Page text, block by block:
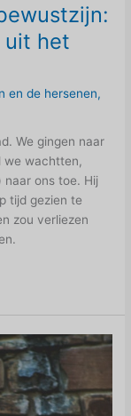
uit het
en de hersenen,
We gingen naar
we wachtten,
naar ons toe. Hij
tijd gezien te
zou verliezen